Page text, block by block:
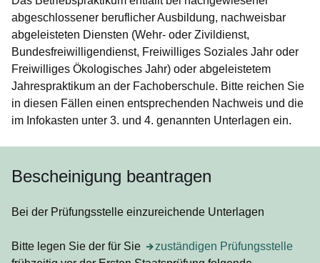
abgeschlossener beruflicher Ausbildung, nachweisbar
abgeleisteten Diensten (Wehr- oder Zivildienst,
Bundesfreiwilligendienst, Freiwilliges Soziales Jahr oder
Freiwilliges Ökologisches Jahr) oder abgeleistetem
Jahrespraktikum an der Fachoberschule. Bitte reichen Sie
in diesen Fällen einen entsprechenden Nachweis und die
im Infokasten unter 3. und 4. genannten Unterlagen ein.
Bescheinigung beantragen
Bei der Prüfungsstelle einzureichende Unterlagen
Bitte legen Sie der für Sie zuständigen Prüfungsstelle
Öffnet sich in einem neuen Fenster